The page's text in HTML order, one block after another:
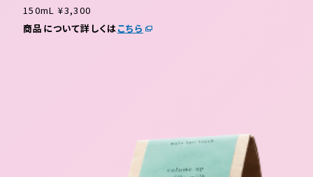
150mL ¥3,300
商品について詳しくはこちら